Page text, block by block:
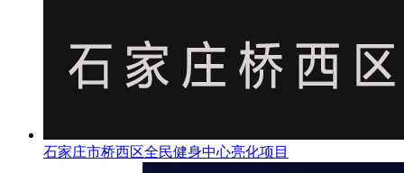
石家庄市桥西区全民健身中心亮化项目